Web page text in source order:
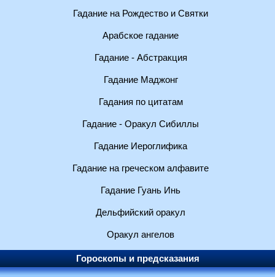
Гадание на Рождество и Святки
Арабское гадание
Гадание - Абстракция
Гадание Маджонг
Гадания по цитатам
Гадание - Оракул Сибиллы
Гадание Иероглифика
Гадание на греческом алфавите
Гадание Гуань Инь
Дельфийский оракул
Оракул ангелов
Гороскопы и предсказания